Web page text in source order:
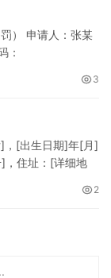
） 申请人：张某
：
3
，[出生日期]年[月]
，住址：[详细地
2